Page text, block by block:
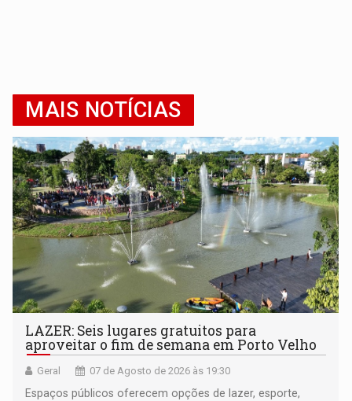
MAIS NOTÍCIAS
LAZER: Seis lugares gratuitos para
aproveitar o fim de semana em Porto Velho
Geral 07 de Agosto de 2026 às 19:30
Espaços públicos oferecem opções de lazer, esporte,